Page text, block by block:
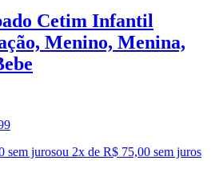
Cetim Infantil
Menino, Menina,
sem jurosou 2x de R$ 75,00 sem juros